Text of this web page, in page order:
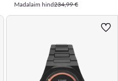
Madalaim hind234,99 €